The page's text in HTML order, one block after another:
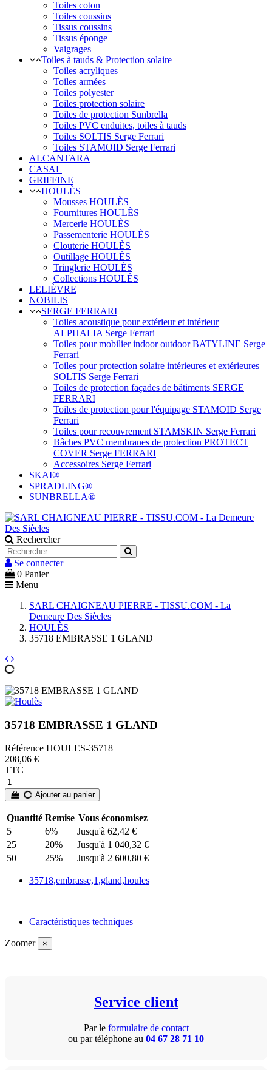
Toiles coton
Toiles coussins
Tissus coussins
Tissus éponge
Vaigrages
Toiles à tauds & Protection solaire
Toiles acryliques
Toiles armées
Toiles polyester
Toiles protection solaire
Toiles de protection Sunbrella
Toiles PVC enduites, toiles à tauds
Toiles SOLTIS Serge Ferrari
Toiles STAMOID Serge Ferrari
ALCANTARA
CASAL
GRIFFINE
HOULÈS
Mousses HOULÈS
Fournitures HOULÈS
Mercerie HOULÈS
Passementerie HOULÈS
Clouterie HOULÈS
Outillage HOULÈS
Tringlerie HOULÈS
Collections HOULÈS
LELIÈVRE
NOBILIS
SERGE FERRARI
Toiles acoustique pour extérieur et intérieur
ALPHALIA Serge Ferrari
Toiles pour mobilier indoor outdoor BATYLINE Serge
Ferrari
Toiles pour protection solaire intérieures et extérieures
SOLTIS Serge Ferrari
Toiles de protection façades de bâtiments SERGE
FERRARI
Toiles de protection pour l'équipage STAMOID Serge
Ferrari
Toiles pour recouvrement STAMSKIN Serge Ferrari
Bâches PVC membranes de protection PROTECT
COVER Serge FERRARI
Accessoires Serge Ferrari
SKAI®
SPRADLING®
SUNBRELLA®
Rechercher
Se connecter
0 Panier
Menu
SARL CHAIGNEAU PIERRE - TISSU.COM - La
Demeure Des Siècles
HOULÈS
35718 EMBRASSE 1 GLAND
35718 EMBRASSE 1 GLAND
Référence HOULES-35718
208,06 €
TTC
Ajouter au panier
Quantité Remise Vous économisez
5
6%
Jusqu'à 62,42 €
25
20%
Jusqu'à 1 040,32 €
50
25% Jusqu'à 2 600,80 €
35718,embrasse,1,gland,houles
Caractéristiques techniques
Zoomer ×
Service client
Par le formulaire de contact
ou par téléphone au 04 67 28 71 10